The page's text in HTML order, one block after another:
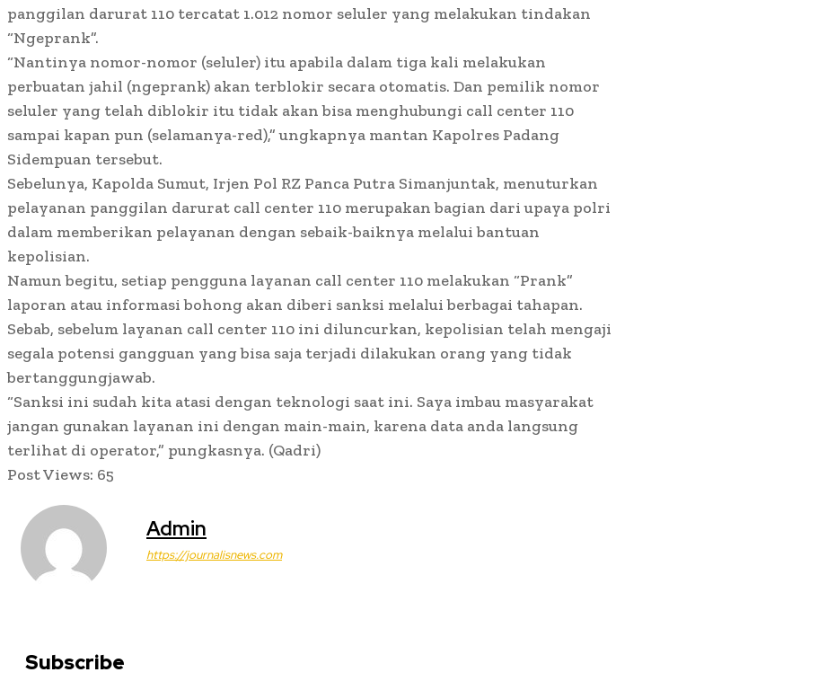
panggilan darurat 110 tercatat 1.012 nomor seluler yang melakukan tindakan
“Ngeprank”.
“Nantinya nomor-nomor (seluler) itu apabila dalam tiga kali melakukan
perbuatan jahil (ngeprank) akan terblokir secara otomatis. Dan pemilik nomor
seluler yang telah diblokir itu tidak akan bisa menghubungi call center 110
sampai kapan pun (selamanya-red),” ungkapnya mantan Kapolres Padang
Sidempuan tersebut.
Sebelunya, Kapolda Sumut, Irjen Pol RZ Panca Putra Simanjuntak, menuturkan
pelayanan panggilan darurat call center 110 merupakan bagian dari upaya polri
dalam memberikan pelayanan dengan sebaik-baiknya melalui bantuan
kepolisian.
Namun begitu, setiap pengguna layanan call center 110 melakukan “Prank”
laporan atau informasi bohong akan diberi sanksi melalui berbagai tahapan.
Sebab, sebelum layanan call center 110 ini diluncurkan, kepolisian telah mengaji
segala potensi gangguan yang bisa saja terjadi dilakukan orang yang tidak
bertanggungjawab.
“Sanksi ini sudah kita atasi dengan teknologi saat ini. Saya imbau masyarakat
jangan gunakan layanan ini dengan main-main, karena data anda langsung
terlihat di operator,” pungkasnya. (Qadri)
Post Views: 65
Admin
https://journalisnews.com
Subscribe